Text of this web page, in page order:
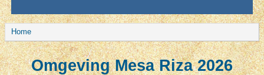
U bent hier
Home
Omgeving Mesa Riza 2026